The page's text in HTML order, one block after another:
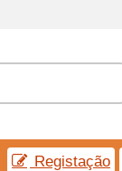
Registação